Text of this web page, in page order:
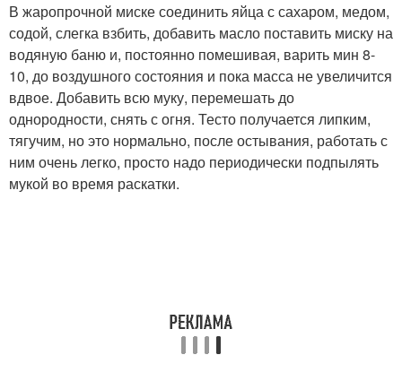
В жаропрочной миске соединить яйца с сахаром, медом,
содой, слегка взбить, добавить масло поставить миску на
водяную баню и, постоянно помешивая, варить мин 8-
10, до воздушного состояния и пока масса не увеличится
вдвое. Добавить всю муку, перемешать до
однородности, снять с огня. Тесто получается липким,
тягучим, но это нормально, после остывания, работать с
ним очень легко, просто надо периодически подпылять
мукой во время раскатки.